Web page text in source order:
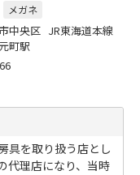
メガネ
中央区 JR東海道本線
町駅
具を取り扱う店とし
代理店になり、当時